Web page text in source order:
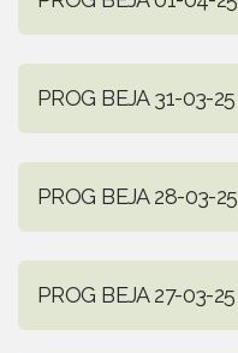
PROG BEJA 31-03-25
PROG BEJA 28-03-25
PROG BEJA 27-03-25